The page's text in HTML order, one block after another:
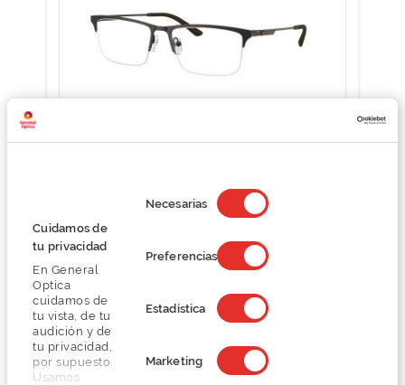
Cuidamos de
tu privacidad
En General
Optica
cuidamos de
tu vista, de tu
audición y de
tu privacidad,
por supuesto.
Usamos
de
consentimiento
Necesarias
Preferencias
Estadística
Marketing
O preço inclui apenas a armação
118,50 €
Detalhes